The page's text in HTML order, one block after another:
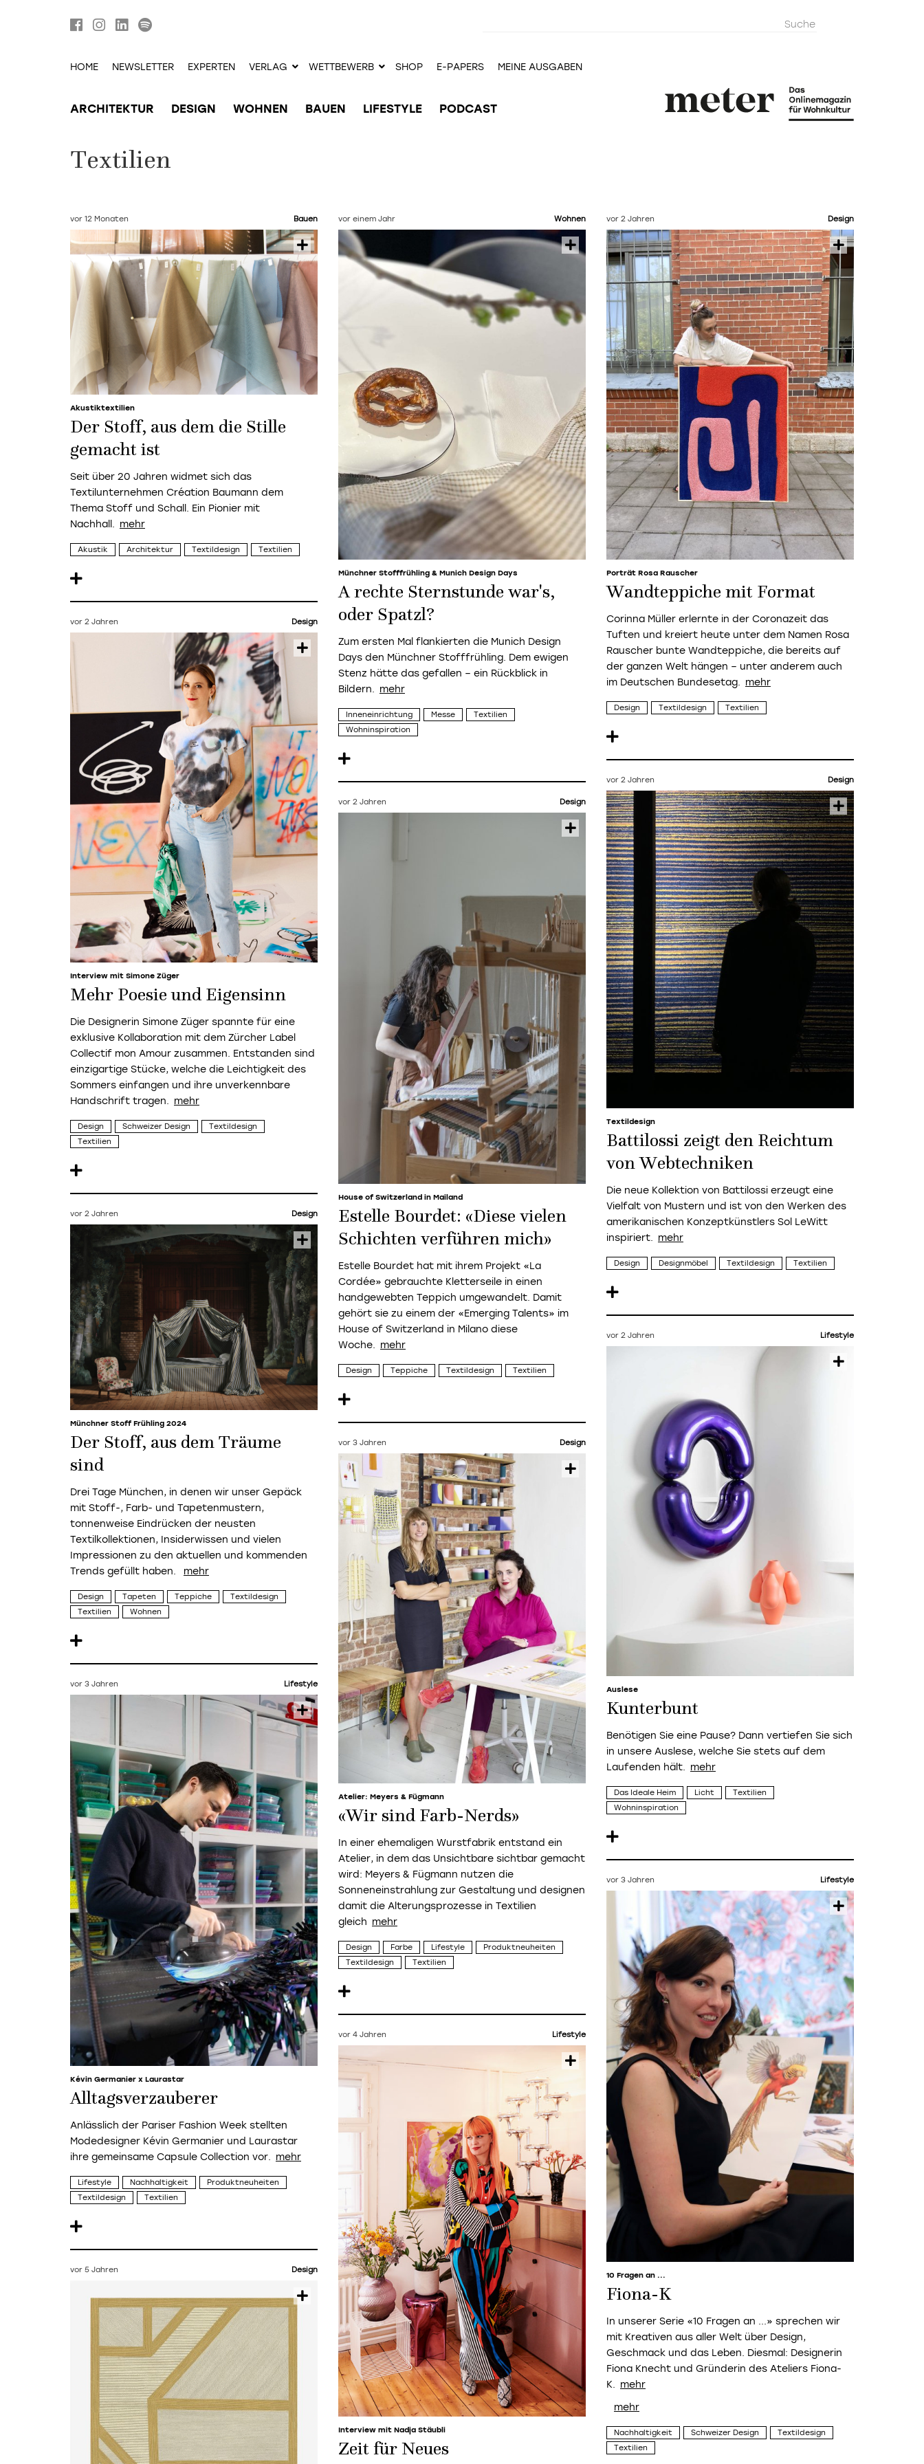
HOME NEWSLETTER EXPERTEN VERLAG WETTBEWERB SHOP E-PAPERS MEINE AUSGABEN
ARCHITEKTUR DESIGN WOHNEN BAUEN LIFESTYLE PODCAST
Textilien
vor 12 Monaten Bauen
Akustiktextilien
Der Stoff, aus dem die Stille
gemacht ist
Seit über 20 Jahren widmet sich das
Textilunternehmen Création Baumann dem
Thema Stoff und Schall. Ein Pionier mit
Nachhall.
Akustik Architektur Textildesign Textilien
vor einem Jahr Wohnen
Münchner Stofffrühling & Munich Design Days
A rechte Sternstunde war's,
oder Spatzl?
Zum ersten Mal flankierten die Munich Design
Days den Münchner Stofffrühling. Dem ewigen
Stenz hätte das gefallen – ein Rückblick in
Bildern.
Inneneinrichtung Messe
Textilien
Wohninspiration
vor 2 Jahren Design
Porträt Rosa Rauscher
Wandteppiche mit Format
Corinna Müller erlernte in der Coronazeit das
Tuften und kreiert heute unter dem Namen Rosa
Rauscher bunte Wandteppiche, die bereits auf
der ganzen Welt hängen – unter anderem auch
im Deutschen Bundesetag.
Design Textildesign Textilien
vor 2 Jahren Design
Interview mit Simone Züger
Mehr Poesie und Eigensinn
Die Designerin Simone Züger spannte für eine
exklusive Kollaboration mit dem Zürcher Label
Collectif mon Amour zusammen. Entstanden sind
einzigartige Stücke, welche die Leichtigkeit des
Sommers einfangen und ihre unverkennbare
Handschrift tragen.
Design Schweizer Design
Textildesign
Textilien
vor 2 Jahren Design
Textildesign
Battilossi zeigt den Reichtum
von Webtechniken
Die neue Kollektion von Battilossi erzeugt eine
Vielfalt von Mustern und ist von den Werken des
amerikanischen Konzeptkünstlers Sol LeWitt
inspiriert.
Design Designmöbel Textildesign Textilien
vor 2 Jahren Design
House of Switzerland in Mailand
Estelle Bourdet: «Diese vielen
Schichten verführen mich»
Estelle Bourdet hat mit ihrem Projekt «La
Cordée» gebrauchte Kletterseile in einen
handgewebten Teppich umgewandelt. Damit
gehört sie zu einem der «Emerging Talents» im
House of Switzerland in Milano diese
Woche.
Design Teppiche Textildesign Textilien
vor 2 Jahren Design
Münchner Stoff Frühling 2024
Der Stoff, aus dem Träume
sind
Drei Tage München, in denen wir unser Gepäck
mit Stoff-, Farb- und Tapetenmustern,
tonnenweise Eindrücken der neusten
Textilkollektionen, Insiderwissen und vielen
Impressionen zu den aktuellen und kommenden
Trends gefüllt haben.
Design Tapeten Teppiche
Textildesign
Textilien
Wohnen
vor 2 Jahren Lifestyle
Auslese
Kunterbunt
Benötigen Sie eine Pause? Dann vertiefen Sie sich
in unsere Auslese, welche Sie stets auf dem
Laufenden hält.
Das Ideale Heim Licht
Textilien
Wohninspiration
vor 3 Jahren Design
Atelier: Meyers & Fügmann
«Wir sind Farb-Nerds»
In einer ehemaligen Wurstfabrik entstand ein
Atelier, in dem das Unsichtbare sichtbar gemacht
wird: Meyers & Fügmann nutzen die
Sonneneinstrahlung zur Gestaltung und designen
damit die Alterungsprozesse in Textilien
gleich
Design Farbe Lifestyle
Produktneuheiten
Textildesign
Textilien
vor 3 Jahren Lifestyle
Kévin Germanier x Laurastar
Alltagsverzauberer
Anlässlich der Pariser Fashion Week stellten
Modedesigner Kévin Germanier und Laurastar
ihre gemeinsame Capsule Collection vor.
Lifestyle Nachhaltigkeit
Produktneuheiten
Textildesign
Textilien
vor 3 Jahren Lifestyle
10 Fragen an ...
Fiona-K
In unserer Serie «10 Fragen an ...» sprechen wir
mit Kreativen aus aller Welt über Design,
Geschmack und das Leben. Diesmal: Designerin
Fiona Knecht und Gründerin des Ateliers Fiona-
K.
Nachhaltigkeit Schweizer Design
Textildesign
Textilien
vor 4 Jahren Lifestyle
Interview mit Nadja Stäubli
Zeit für Neues
vor 5 Jahren Design